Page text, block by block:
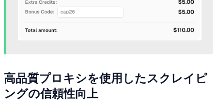
高品質プロキシを使用したスクレイピ
ングの信頼性向上